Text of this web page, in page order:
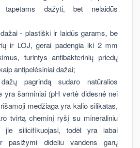
tapetams dažyti, bet nelaidūs
- plastiški ir laidūs garams, be
ir LOJ, gerai padengia iki 2 mm
turintys antibakterinių priedų
antipelėsiniai dažai;
pagrindą sudaro natūralios
yra šarminiai (pH vertė didesnė nei
medžiaga yra kalio silikatas,
tvirtą cheminį ryšį su mineraliniu
jie silicifikuojasi, todėl yra labai
pasižymi dideliu vandens garų